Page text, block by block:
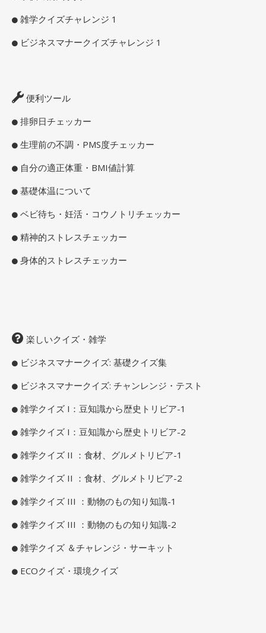
雑学クイズチャレンジ 1
ビジネスマナークイズチャレンジ 1
便利ツール
排卵日チェッカー
生理前の不調・PMS度チェッカー
自分の適正体重・BMI値計算
基礎体温について
ベビ待ち・妊活・コウノトリチェッカー
精神的ストレスチェッカー
身体的ストレスチェッカー
楽しいクイズ・雑学
ビジネスマナークイズ: 基礎クイズ集
ビジネスマナークイズ: チャンレンジ・テスト
雑学クイズ I：豆知識から歴史トリビア-1
雑学クイズ I：豆知識から歴史トリビア-2
雑学クイズ II ：食材、グルメトリビア-1
雑学クイズ II ：食材、グルメトリビア-2
雑学クイズ III ：動物のもの知り知識-1
雑学クイズ III ：動物のもの知り知識-2
雑学クイズ ＆チャレンジ・サーキット
ECOクイズ・環境クイズ